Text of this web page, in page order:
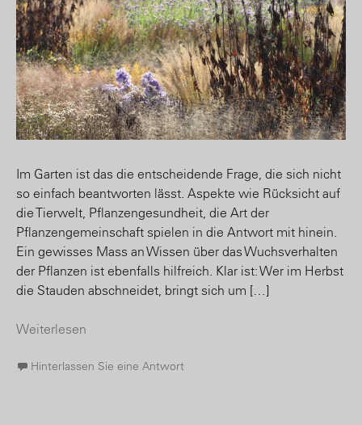
Im Garten ist das die entscheidende Frage, die sich nicht
so einfach beantworten lässt. Aspekte wie Rücksicht auf
die Tierwelt, Pflanzengesundheit, die Art der
Pflanzengemeinschaft spielen in die Antwort mit hinein.
Ein gewisses Mass an Wissen über das Wuchsverhalten
der Pflanzen ist ebenfalls hilfreich. Klar ist: Wer im Herbst
die Stauden abschneidet, bringt sich um […]
Weiterlesen
Hinterlassen Sie eine Antwort